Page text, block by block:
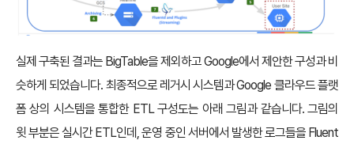
실제 구축된 결과는 BigTable을 제외하고 Google에서 제안한 구성과 비
슷하게 되었습니다. 최종적으로 레거시 시스템과 Google 클라우드 플랫
폼 상의 시스템을 통합한 ETL 구성도는 아래 그림과 같습니다. 그림의
윗 부분은 실시간 ETL인데, 운영 중인 서버에서 발생한 로그들을 Fluent